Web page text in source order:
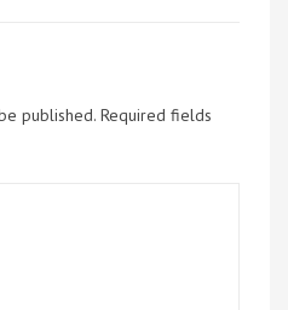
published. Required fields